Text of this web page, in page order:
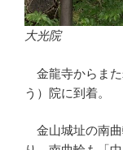
大光院
金龍寺からまた
う）院に到着。
金山城址の南曲